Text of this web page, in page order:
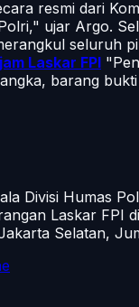
resmi dari
ujar Argo.
seluruh
Laskar FPI
barang
Divisi Humas
Laskar FPI
Selatan,